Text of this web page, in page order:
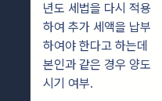
년도 세법을 다시 적용
하여 추가 세액을 납부
하여야 한다고 하는데
본인과 같은 경우 양도
시기 여부.